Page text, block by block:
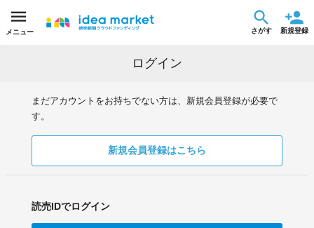
メニュー さがす 新規登録
ログイン
まだアカウントをお持ちでない方は、新規会員登録が必要で
す。
新規会員登録はこちら
読売IDでログイン